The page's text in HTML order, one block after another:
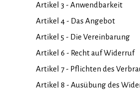
Artikel 3 - Anwendbarkeit
Artikel 4 - Das Angebot
Artikel 5 - Die Vereinbarung
Artikel 6 - Recht auf Widerruf
Artikel 7 - Pflichten des
Artikel 8 - Ausübung des